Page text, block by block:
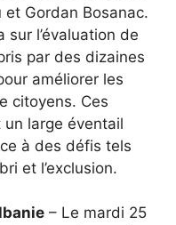
Gordan Bosanac.
sur l’évaluation de
par des dizaines
améliorer les
citoyens. Ces
large éventail
à des défis tels
et l’exclusion.
– Le mardi 25